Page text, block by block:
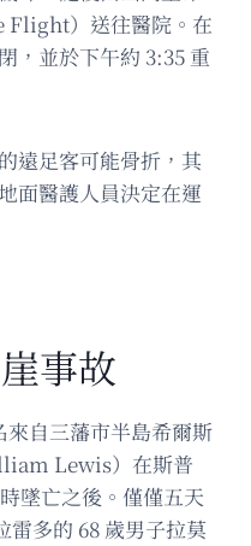
）送往醫院。在
，並於下午約 3:35 重
遠足客可能骨折，其
面醫護人員決定在運
事故
來自三藩市半島希爾斯
Lewis）在斯普
墜亡之後。僅僅五天
雷多的 68 歲男子拉莫